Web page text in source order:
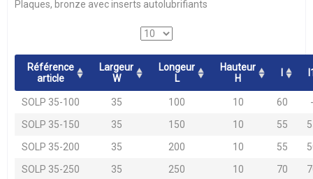
Plaques, bronze avec inserts autolubrifiants
Référence
article
Largeur
W
Longeur
L
Hauteur
H
SOLP 35-100 35 100 10 60
-
SOLP 35-150
35 150 10 55
SOLP 35-200
35 200 10 55
SOLP 35-250
35 250 10 70